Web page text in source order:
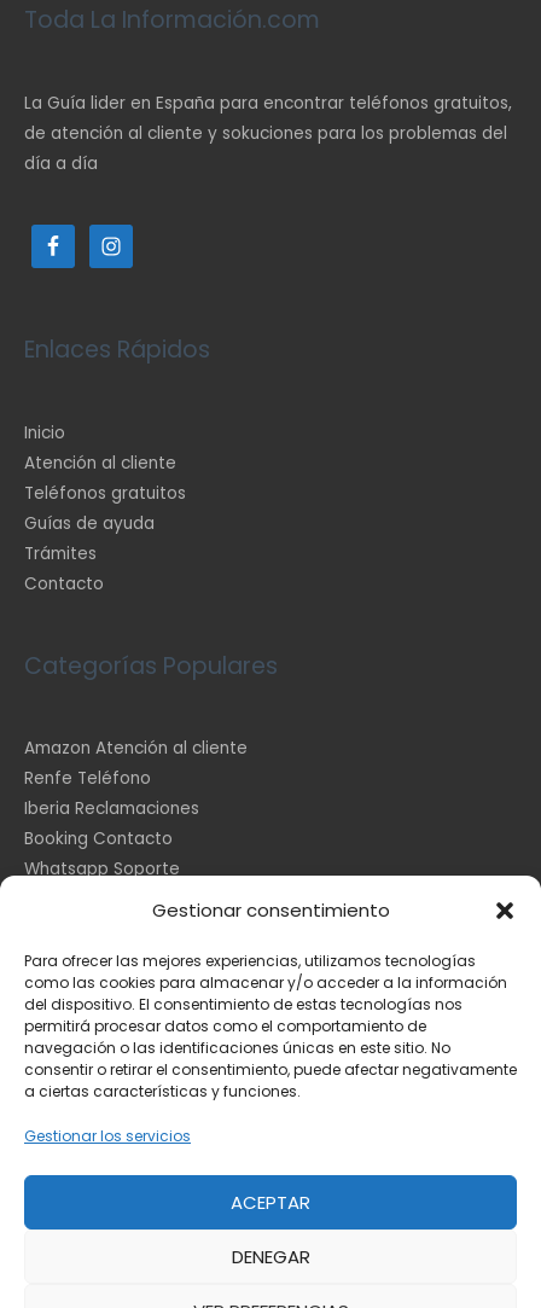
Gestionar consentimiento
Para ofrecer las mejores experiencias, utilizamos tecnologías
como las cookies para almacenar y/o acceder a la información
del dispositivo. El consentimiento de estas tecnologías nos
permitirá procesar datos como el comportamiento de
navegación o las identificaciones únicas en este sitio. No
consentir o retirar el consentimiento, puede afectar negativamente
a ciertas características y funciones.
Gestionar los servicios
ACEPTAR
DENEGAR
Toda La Información.com
La Guía lider en España para encontrar teléfonos gratuitos,
de atención al cliente y sokuciones para los problemas del
día a día
Enlaces Rápidos
Inicio
Atención al cliente
Teléfonos gratuitos
Guías de ayuda
Trámites
Contacto
Categorías Populares
Amazon Atención al cliente
Renfe Teléfono
Iberia Reclamaciones
Booking Contacto
Whatsapp Soporte
Información Legal
Aviso Legal